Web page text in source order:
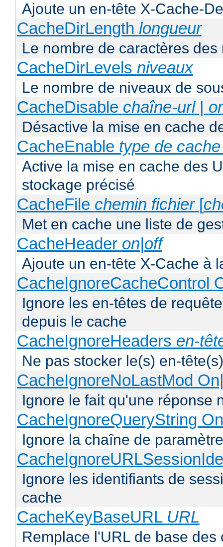
Ajoute un en-tête X-Cache-
CacheDirLength longueur
Le nombre de caractères
CacheDirLevels niveaux
Le nombre de niveaux de
CacheDisable chaîne-url|
Désactive la mise en cache
CacheEnable type de cache
Active la mise en cache des
stockage précisé
CacheFile chemin fichier[
Met en cache une liste de
CacheHeader on|off
Ajoute un en-tête X-Cache à
CacheIgnoreCacheControl
Ignore les en-têtes de
depuis le cache
CacheIgnoreHeaders en-
Ne pas stocker le(s) en-
CacheIgnoreNoLastMod
Ignore le fait qu'une réponse
CacheIgnoreQueryString
Ignore la chaîne de
Ignore les identifiants de
cache
CacheKeyBaseURL URL
Remplace l'URL de base